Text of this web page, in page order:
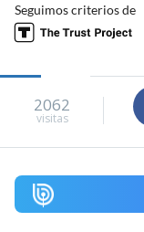
Seguimos criterios de
2062
visitas